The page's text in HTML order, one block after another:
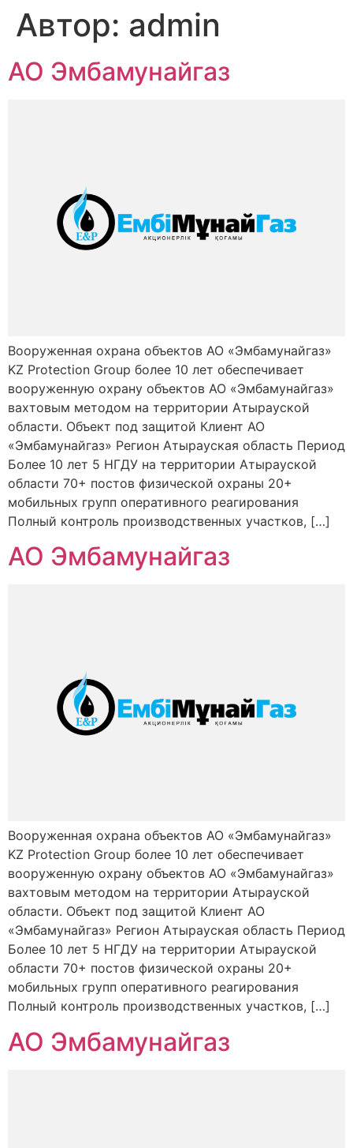
Автор: admin
АО Эмбамунайгаз
Вооруженная охрана объектов АО «Эмбамунайгаз»
KZ Protection Group более 10 лет обеспечивает
вооруженную охрану объектов АО «Эмбамунайгаз»
вахтовым методом на территории Атырауской
области. Объект под защитой Клиент АО
«Эмбамунайгаз» Регион Атырауская область Период
Более 10 лет 5 НГДУ на территории Атырауской
области 70+ постов физической охраны 20+
мобильных групп оперативного реагирования
Полный контроль производственных участков, […]
АО Эмбамунайгаз
Вооруженная охрана объектов АО «Эмбамунайгаз»
KZ Protection Group более 10 лет обеспечивает
вооруженную охрану объектов АО «Эмбамунайгаз»
вахтовым методом на территории Атырауской
области. Объект под защитой Клиент АО
«Эмбамунайгаз» Регион Атырауская область Период
Более 10 лет 5 НГДУ на территории Атырауской
области 70+ постов физической охраны 20+
мобильных групп оперативного реагирования
Полный контроль производственных участков, […]
АО Эмбамунайгаз